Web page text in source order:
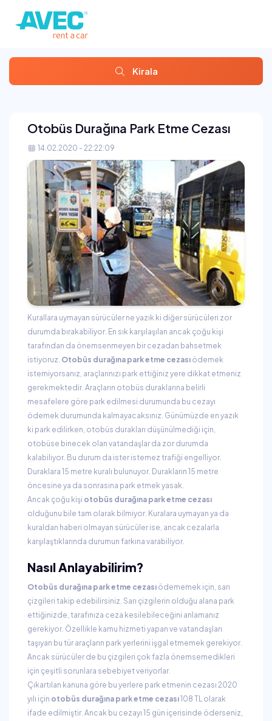
Kirala
Otobüs Durağına Park Etme Cezası
14.02.2020 - 22:22:09
Kurallara uymayan sürücüler ne yazık ki diğer sürücüleri zor
durumda bırakabiliyor. En sık karşılaşılan ancak çoğu kişi
tarafından da önemsenmeyen bir cezadan bahsetmek
istiyoruz. Otobüs durağına park etme cezası ödemek
istemiyorsanız, araçlarınızı park ettiğiniz yere dikkat etmeniz
gerekmektedir. Araçların otobüs duraklarına belirli
mesafelere göre park edilmesi durumunda bu cezayı
ödemek durumunda kalmayacaksınız. Günümüzde en yazık
ki park edilirken, otobüs durakları düşünülmediği için,
otobüse binecek olan vatandaşlar da zor durumda
kalabiliyor. Bu durum da ister istemez trafiği engelliyor.
Duraklara 15 metre kuralı bulunuyor. Durakların 15 metre
öncesine ya da sonrasına park etmek yasak.
Ancak çoğu kişi otobüs durağına park etme cezası
olduğunu bile tam olarak bilmiyor. Kuralara uymayan ya da
kuraldan haberi olmayan sürücüler ise, ancak cezalarla
karşılaştıklarında durumun farkına varabiliyor.
Nasıl Anlayabilirim?
Otobüs durağına park etme cezası ödememek için, sarı
çizgileri takip edebilirsiniz. Sarı çizgilerin olduğu alana park
ettiğinizde, tarafınıza ceza kesilebileceğini anlamanız
gerekiyor. Özellikle kamu hizmeti yapan ve vatandaşları
taşıyan bu tür araçların park yerlerini işgal etmemek gerekiyor.
Ancak sürücüler de bu çizgileri çok fazla önemsemedikleri
için çeşitli sorunlara sebebiyet veriyorlar.
Çıkartılan kanuna göre bu yerlere park etmenin cezası 2020
yılı için otobüs durağına parketme cezası108 TL olarak
ifade edilmiştir. Ancak bu cezayı 15 gün içerisinde öderseniz,